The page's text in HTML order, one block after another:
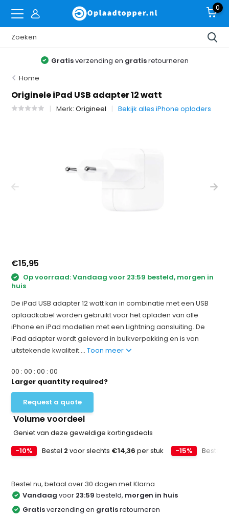
0
Gratisverzending en gratisretourneren
Home
Originele iPad USB adapter 12 watt
Merk:Origineel Bekijk alles iPhone opladers
€15,95
Op voorraad: Vandaag voor 23:59 besteld, morgen in
huis
De iPad USB adapter 12 watt kan in combinatie met een USB
oplaadkabel worden gebruikt voor het opladen van alle
iPhone en iPad modellen met een Lightning aansluiting. De
iPad adapter wordt geleverd in bulkverpakking en is van
uitstekende kwaliteit....Toon meer
00 :00 :00 :00
Larger quantity required?
Request a quote
Volume voordeel
Geniet van deze geweldige kortingsdeals
-10%
Bestel 2 voor slechts €14,36 per stuk -15% Bestel
Bestel nu, betaal over 30 dagen met Klarna
Vandaag voor 23:59 besteld, morgen in huis
Gratisverzending en gratisretourneren